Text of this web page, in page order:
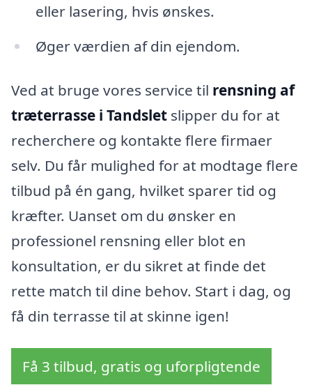
eller lasering, hvis ønskes.
Øger værdien af din ejendom.
Ved at bruge vores service til rensning af
træterrasse i Tandslet slipper du for at
recherchere og kontakte flere firmaer
selv. Du får mulighed for at modtage flere
tilbud på én gang, hvilket sparer tid og
kræfter. Uanset om du ønsker en
professionel rensning eller blot en
konsultation, er du sikret at finde det
rette match til dine behov. Start i dag, og
få din terrasse til at skinne igen!
Få 3 tilbud, gratis og uforpligtende